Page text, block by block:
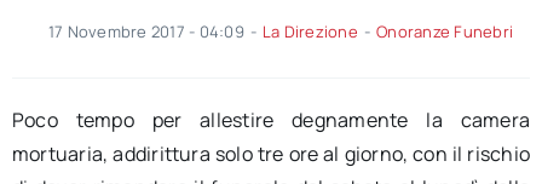
17 Novembre 2017 - 04:09 - La Direzione - Onoranze Funebri
Poco tempo per allestire degnamente la camera
mortuaria, addirittura solo tre ore al giorno, con il rischio